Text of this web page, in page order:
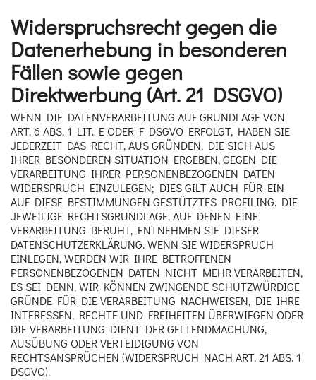
Widerspruchsrecht gegen die
Datenerhebung in besonderen
Fällen sowie gegen
Direktwerbung (Art. 21 DSGVO)
WENN DIE DATENVERARBEITUNG AUF GRUNDLAGE VON
ART. 6 ABS. 1 LIT. E ODER F DSGVO ERFOLGT, HABEN SIE
JEDERZEIT DAS RECHT, AUS GRÜNDEN, DIE SICH AUS
IHRER BESONDEREN SITUATION ERGEBEN, GEGEN DIE
VERARBEITUNG IHRER PERSONENBEZOGENEN DATEN
WIDERSPRUCH EINZULEGEN; DIES GILT AUCH FÜR EIN
AUF DIESE BESTIMMUNGEN GESTÜTZTES PROFILING. DIE
JEWEILIGE RECHTSGRUNDLAGE, AUF DENEN EINE
VERARBEITUNG BERUHT, ENTNEHMEN SIE DIESER
DATENSCHUTZERKLÄRUNG. WENN SIE WIDERSPRUCH
EINLEGEN, WERDEN WIR IHRE BETROFFENEN
PERSONENBEZOGENEN DATEN NICHT MEHR VERARBEITEN,
ES SEI DENN, WIR KÖNNEN ZWINGENDE SCHUTZWÜRDIGE
GRÜNDE FÜR DIE VERARBEITUNG NACHWEISEN, DIE IHRE
INTERESSEN, RECHTE UND FREIHEITEN ÜBERWIEGEN ODER
DIE VERARBEITUNG DIENT DER GELTENDMACHUNG,
AUSÜBUNG ODER VERTEIDIGUNG VON
RECHTSANSPRÜCHEN (WIDERSPRUCH NACH ART. 21 ABS. 1
DSGVO).